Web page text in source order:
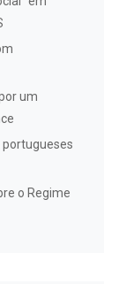
um
portugueses
o Regime